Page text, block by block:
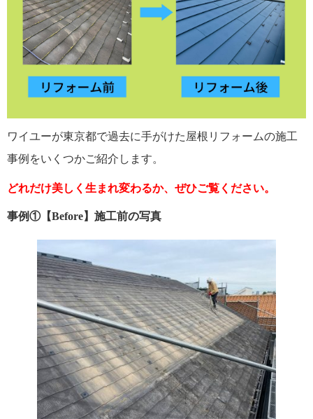
ワイユーが東京都で過去に手がけた屋根リフォームの施工
事例をいくつかご紹介します。
どれだけ美しく生まれ変わるか、ぜひご覧ください。
事例①【Before】施工前の写真